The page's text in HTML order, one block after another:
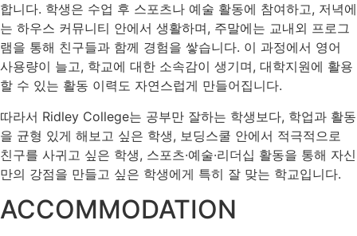
합니다. 학생은 수업 후 스포츠나 예술 활동에 참여하고, 저녁에
는 하우스 커뮤니티 안에서 생활하며, 주말에는 교내외 프로그
램을 통해 친구들과 함께 경험을 쌓습니다. 이 과정에서 영어
사용량이 늘고, 학교에 대한 소속감이 생기며, 대학지원에 활용
할 수 있는 활동 이력도 자연스럽게 만들어집니다.
따라서 Ridley College는 공부만 잘하는 학생보다, 학업과 활동
을 균형 있게 해보고 싶은 학생, 보딩스쿨 안에서 적극적으로
친구를 사귀고 싶은 학생, 스포츠·예술·리더십 활동을 통해 자신
만의 강점을 만들고 싶은 학생에게 특히 잘 맞는 학교입니다.
ACCOMMODATION